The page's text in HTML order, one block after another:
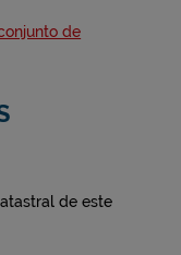
de
de este